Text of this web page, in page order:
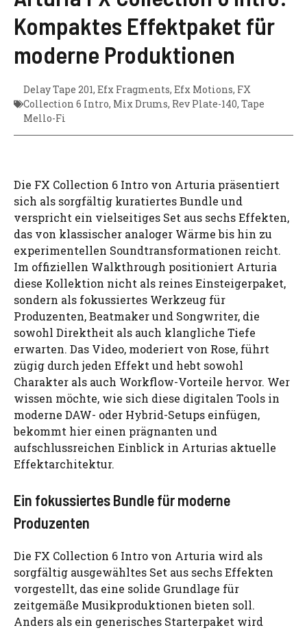
Kompaktes Effektpaket für
moderne Produktionen
Delay Tape 201, Efx Fragments, Efx Motions, FX
Collection 6 Intro, Mix Drums, Rev Plate-140, Tape
Mello-Fi
Die FX Collection 6 Intro von Arturia präsentiert
sich als sorgfältig kuratiertes Bundle und
verspricht ein vielseitiges Set aus sechs Effekten,
das von klassischer analoger Wärme bis hin zu
experimentellen Soundtransformationen reicht.
Im offiziellen Walkthrough positioniert Arturia
diese Kollektion nicht als reines Einsteigerpaket,
sondern als fokussiertes Werkzeug für
Produzenten, Beatmaker und Songwriter, die
sowohl Direktheit als auch klangliche Tiefe
erwarten. Das Video, moderiert von Rose, führt
zügig durch jeden Effekt und hebt sowohl
Charakter als auch Workflow-Vorteile hervor. Wer
wissen möchte, wie sich diese digitalen Tools in
moderne DAW- oder Hybrid-Setups einfügen,
bekommt hier einen prägnanten und
aufschlussreichen Einblick in Arturias aktuelle
Effektarchitektur.
Ein fokussiertes Bundle für moderne
Produzenten
Die FX Collection 6 Intro von Arturia wird als
sorgfältig ausgewähltes Set aus sechs Effekten
vorgestellt, das eine solide Grundlage für
zeitgemäße Musikproduktionen bieten soll.
Anders als ein generisches Starterpaket wird